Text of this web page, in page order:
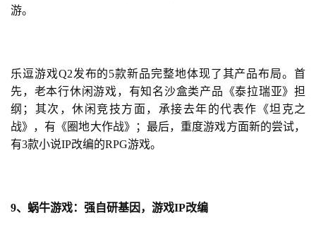
游。
乐逗游戏Q2发布的5款新品完整地体现了其产品布局。首
先，老本行休闲游戏，有知名沙盒类产品《泰拉瑞亚》担
纲；其次，休闲竞技方面，承接去年的代表作《坦克之
战》，有《圈地大作战》；最后，重度游戏方面新的尝试，
有3款小说IP改编的RPG游戏。
9、蜗牛游戏：强自研基因，游戏IP改编